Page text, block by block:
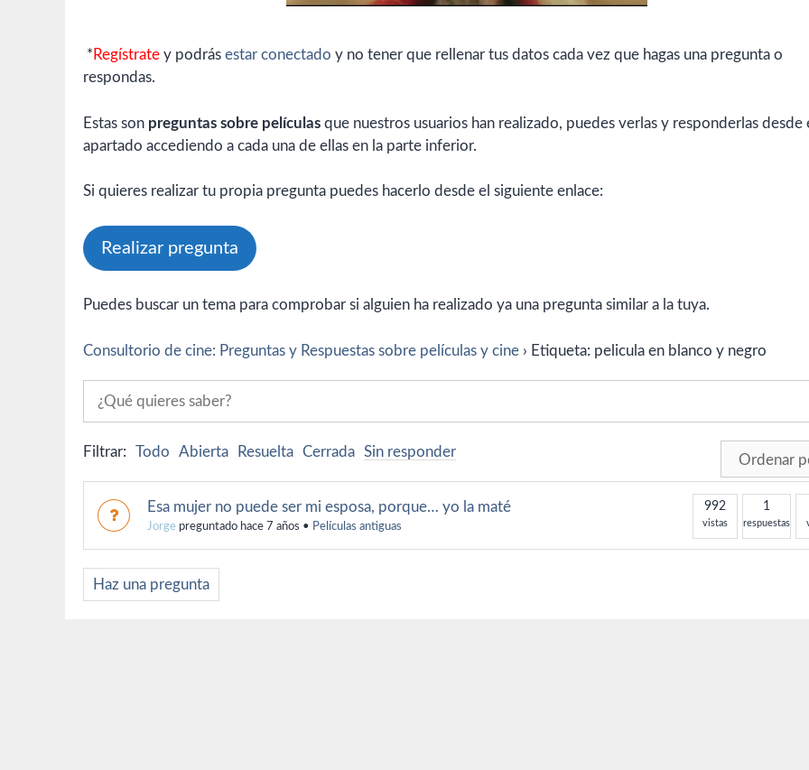
* Regístrate y podrás estar conectado y no tener que rellenar tus datos cada vez que hagas una pregunta o
respondas.
Estas son preguntas sobre películas que nuestros usuarios han realizado, puedes verlas y responderlas desde
apartado accediendo a cada una de ellas en la parte inferior.
Si quieres realizar tu propia pregunta puedes hacerlo desde el siguiente enlace:
Realizar pregunta
Puedes buscar un tema para comprobar si alguien ha realizado ya una pregunta similar a la tuya.
Consultorio de cine: Preguntas y Respuestas sobre películas y cine › Etiqueta: pelicula en blanco y negro
Filtrar: Todo Abierta Resuelta Cerrada Sin responder
Esa mujer no puede ser mi esposa, porque… yo la maté
Jorge preguntado hace 7 años • Películas antiguas
992
vistas
1
respuestas
Haz una pregunta